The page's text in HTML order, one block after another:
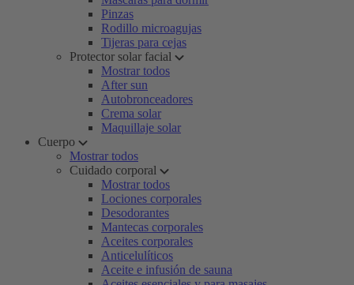
Pinzas
Rodillo microagujas
Tijeras para cejas
Protector solar facial
Mostrar todos
After sun
Autobronceadores
Crema solar
Maquillaje solar
Cuerpo
Mostrar todos
Cuidado corporal
Mostrar todos
Lociones corporales
Desodorantes
Mantecas corporales
Aceites corporales
Anticelulíticos
Aceite e infusión de sauna